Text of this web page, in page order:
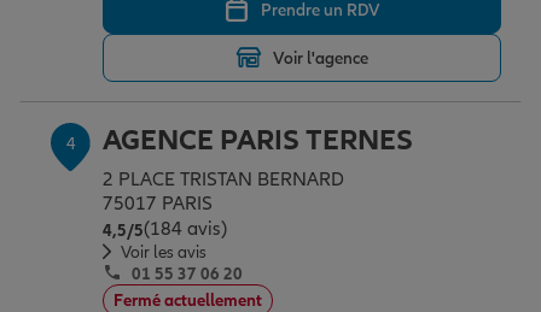
Tous nos devis d'assurance Prendre un RDV
Voir l'agence
4 AGENCE PARIS TERNES
2 PLACE TRISTAN BERNARD
75017 PARIS
4,5/5Note de 4.5 sur 5
(184 avis)
Voir les avis
01 55 37 06 20
Fermé actuellement